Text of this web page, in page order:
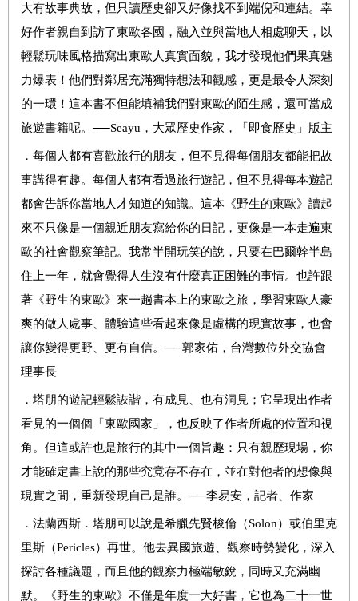
大有故事典故，但只讀歷史卻又好像找不到端倪和連結。幸
好作者親自到訪了東歐各國，融入並與當地人相處聊天，以
輕鬆玩味風格描寫出東歐人真實面貌，我才發現他們果真魅
力爆表！他們對鄰居充滿獨特想法和觀感，更是最令人深刻
的一環！這本書不但能填補我們對東歐的陌生感，還可當成
旅遊書籍呢。 ──Seayu ，大眾歷史作家，「即食歷史」版主
． 每個人都有喜歡旅行的朋友，但不見得每個朋友都能把故
事講得有趣。每個人都有看過旅行遊記，但不見得每本遊記
都會告訴你當地人才知道的知識。這本《野生的東歐》讀起
來不只像是一個親近朋友寫給你的日記，更像是一本走遍東
歐的社會觀察筆記。我常半開玩笑的說，只要在巴爾幹半島
住上一年，就會覺得人生沒有什麼真正困難的事情。也許跟
著《野生的東歐》來一趟書本上的東歐之旅，學習東歐人豪
爽的做人處事、體驗這些看起來像是虛構的現實故事，也會
讓你變得更野、更有自信。 ──郭家佑，台灣數位外交協會
理事長
． 塔朋的遊記輕鬆詼諧，有成見、也有洞見；它呈現出作者
看見的一個個「東歐國家」，也反映了作者所處的位置和視
角。但這或許也是旅行的其中一個旨趣：只有親歷現場，你
才能確定書上說的那些究竟存不存在，並在對他者的想像與
現實之間，重新發現自己是誰。 ──李易安，記者、作家
． 法蘭西斯．塔朋可以說是希臘先賢梭倫（Solon）或伯里克
里斯（Pericles）再世。他去異國旅遊、觀察時勢變化，深入
探討各種議題，而且他的觀察力極端敏銳，同時又充滿幽
默。《野生的東歐》不僅是年度一大好書，它也為二十一世